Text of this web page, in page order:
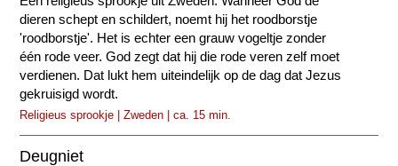
dieren schept en schildert, noemt hij het roodborstje
'roodborstje'. Het is echter een grauw vogeltje zonder
één rode veer. God zegt dat hij die rode veren zelf moet
verdienen. Dat lukt hem uiteindelijk op de dag dat Jezus
gekruisigd wordt.
Religieus sprookje | Zweden | ca. 15 min.
Deugniet